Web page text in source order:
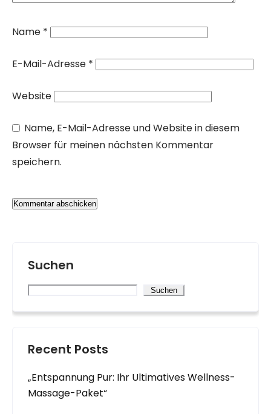
Name *
E-Mail-Adresse *
Website
Name, E-Mail-Adresse und Website in diesem
Browser für meinen nächsten Kommentar
speichern.
Suchen
Suchen
Recent Posts
„Entspannung Pur: Ihr Ultimatives Wellness-
Massage-Paket“